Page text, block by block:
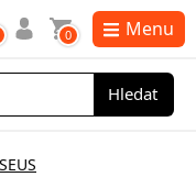
Hledat
0 Menu